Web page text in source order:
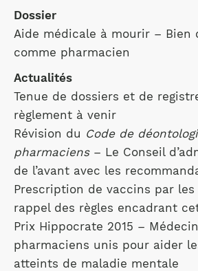
Dossier
Aide médicale à mourir – Bien
comme pharmacien
Actualités
Tenue de dossiers et de
règlement à venir
Révision du Code de
pharmaciens– Le Conseil
de l’avant avec les
Prescription de vaccins par
rappel des règles encadrant
Prix Hippocrate 2015 –
pharmaciens unis pour aider
atteints de maladie mentale